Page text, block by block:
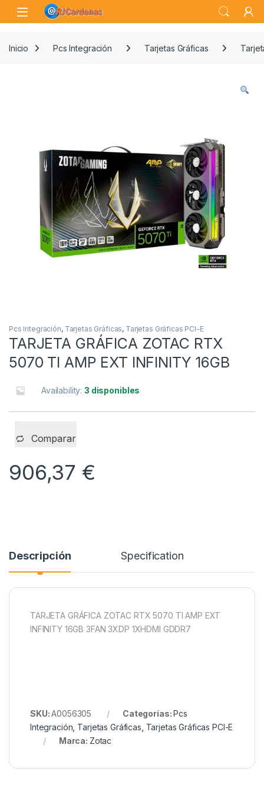
Skip to navigation
Skip to content
Open
Inicio Pcs Integración Tarjetas Gráficas
Pcs Integración, Tarjetas Gráficas, Tarjetas Gráficas PCI-E
TARJETA GRÁFICA ZOTAC RTX
5070 TI AMP EXT INFINITY 16GB
Availability:3 disponibles
Comparar
906,37 €
Descripción Specification
TARJETA GRÁFICA ZOTAC RTX 5070 TI AMP EXT
INFINITY 16GB 3FAN 3XDP 1XHDMI GDDR7
SKU:A0056305 Categorías:Pcs
Integración Tarjetas Gráficas Tarjetas Gráficas PCI-E
Marca: Zotac